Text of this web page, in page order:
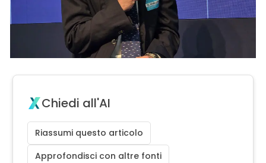
Chiedi all'AI
Riassumi questo articolo
Approfondisci con altre fonti